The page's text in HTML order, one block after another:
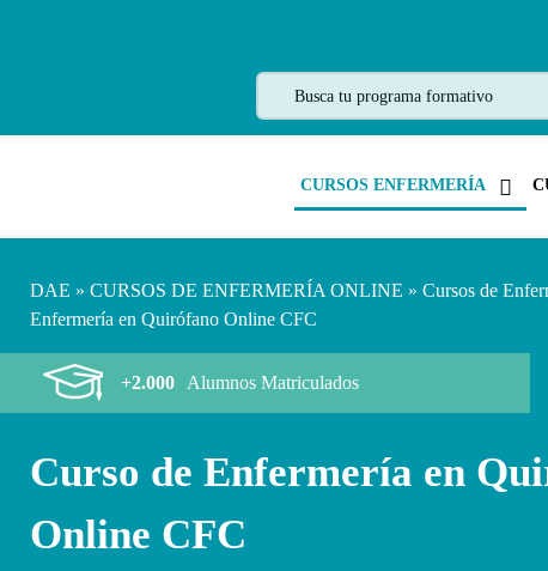
CURSOS ENFERMERÍA
DAE » CURSOS DE ENFERMERÍA ONLINE » Cursos de
Enfermería en Quirófano Online CFC
+2.000 Alumnos Matriculados
Curso de Enfermería en
Online CFC